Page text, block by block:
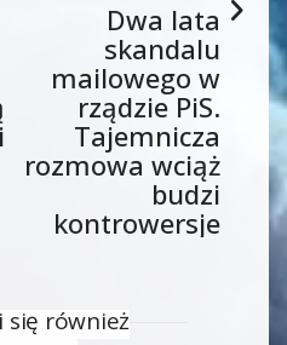
Dwa lata
skandalu
mailowego w
rządzie PiS.
Tajemnicza
rozmowa wciąż
budzi
kontrowersje
się również